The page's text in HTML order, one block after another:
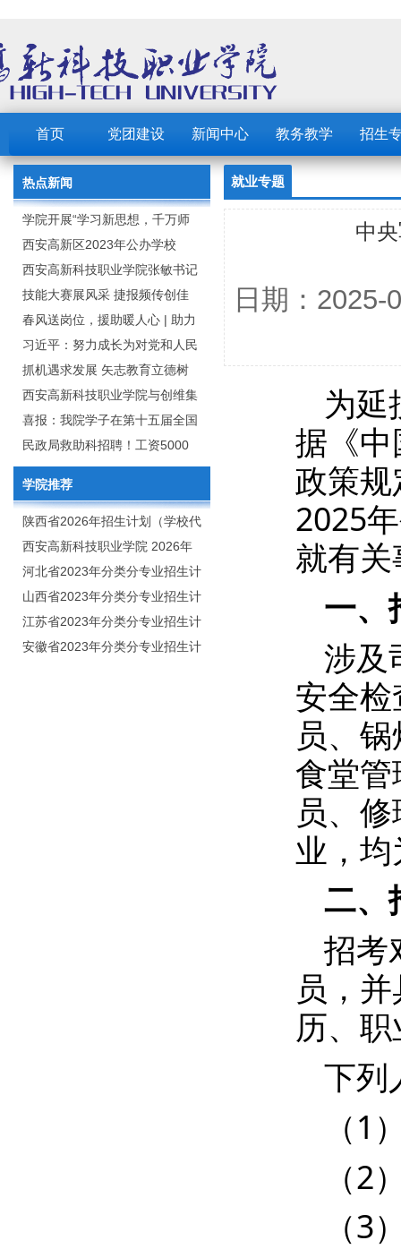
首页 党团建设 新闻中心 教务教学 招生
热点新闻
学院开展“学习新思想，千万师
生同上一堂课”活动
西安高新区2023年公办学校
（园） 公开招聘教职工公告
西安高新科技职业学院张敏书记
为全院师生党员上党课
技能大赛展风采 捷报频传创佳
绩：西安高新科技职业学院师生
在2023年陕西省职业技能大赛中
取佳绩
春风送岗位，援助暖人心 | 助力
毕业生求职就业
习近平：努力成长为对党和人民
忠诚可靠、堪当时代重任的栋梁
之才
抓机遇求发展 矢志教育立德树
人：西安高新科技职业学院召开
2020年年终总结暨表彰网络视频
会
西安高新科技职业学院与创维集
团举行校企合作签约仪式
喜报：我院学子在第十五届全国
大学生广告艺术大赛（大广
赛）、第十一届未来设计师.高校
数字艺术设计大赛（NCDA）国
赛中喜获佳绩
民政局救助科招聘！工资5000
元/月
学院推荐
陕西省2026年招生计划（学校代
码：8103）
西安高新科技职业学院 2026年
招生章程
河北省2023年分类分专业招生计
划（院校代号：1889）
山西省2023年分类分专业招生计
划（院校代号：5560）
江苏省2023年分类分专业招生计
划（院校代号：8931）
安徽省2023年分类分专业招生计
就业专题
中
日期：
为延
据《
政策
2025
就有
一、
涉及
安全
员、
食堂
员、
业，
二、
招考
员，
历、
下列
（
（
（3